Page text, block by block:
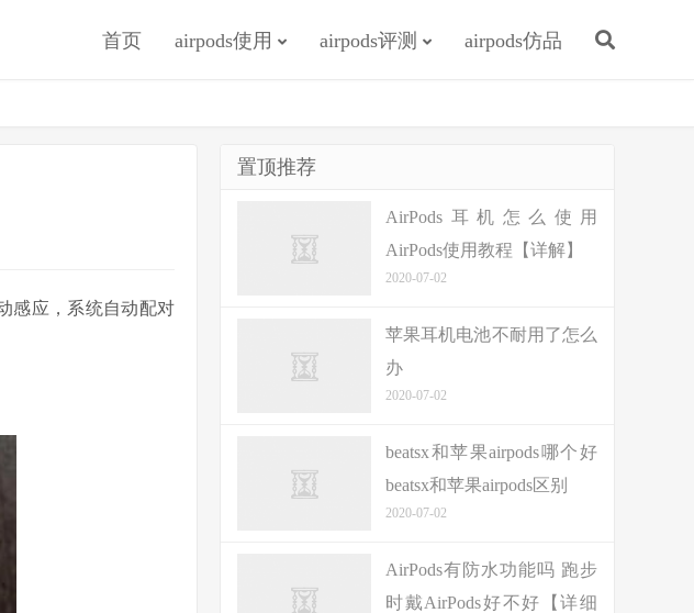
首页 airpods使用 airpods评测 airpods仿品
感应，系统自动配对
置顶推荐
AirPods耳机怎么使用
AirPods使用教程【详解】
2020-07-02
苹果耳机电池不耐用了怎么
办
2020-07-02
beatsx和苹果airpods哪个好
beatsx和苹果airpods区别
2020-07-02
AirPods有防水功能吗 跑步
时戴AirPods好不好【详细